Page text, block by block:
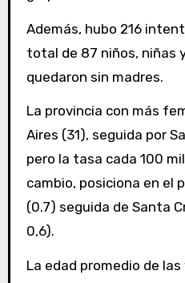
Además, hubo 216
total de 87 niños, niñas
quedaron sin madres.
La provincia con más
Aires (31), seguida por
pero la tasa cada 100
cambio, posiciona en el
(0.7) seguida de Santa
0,6).
La edad promedio de